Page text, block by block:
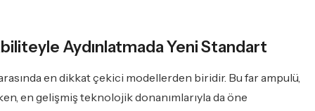
Aydınlatmada Yeni Standart
en dikkat çekici modellerden biridir. Bu far ampulü,
en gelişmiş teknolojik donanımlarıyla da öne